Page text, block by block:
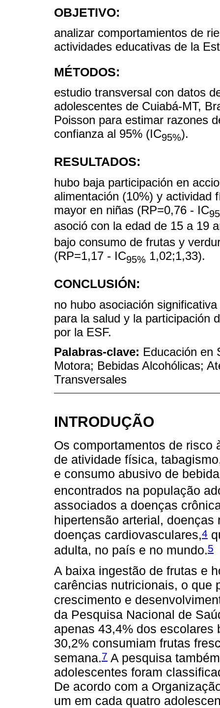
OBJETIVO:
analizar comportamientos de
actividades educativas de la
MÉTODOS:
estudio transversal con datos
adolescentes de Cuiabá-MT,
Poisson para estimar razones
confianza al 95% (IC95%).
RESULTADOS:
hubo baja participación en
alimentación (10%) y actividad
mayor en niñas (RP=0,76 - IC
asoció con la edad de 15 a 19
bajo consumo de frutas y
(RP=1,17 - IC95% 1,02;1,33).
CONCLUSIÓN:
no hubo asociación
para la salud y la participación
por la ESF.
Palabras-clave: Educación en
Motora; Bebidas Alcohólicas;
Transversales
INTRODUÇÃO
Os comportamentos de
de atividade física,
e consumo abusivo de
encontrados na população
associados a doenças
hipertensão arterial,
doenças cardiovasculares,4
adulta, no país e no mundo.5
A baixa ingestão de frutas e
carências nutricionais, o que
crescimento e
da Pesquisa Nacional de
apenas 43,4% dos
30,2% consumiam frutas
semana.7 A pesquisa
adolescentes foram
De acordo com a
um em cada quatro